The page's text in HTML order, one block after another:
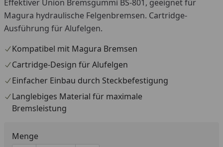
Effektiver Union Bremsgummi BS-801, geeignet für
Magura hydraulische Felgenbremsen. Cartridge-
Ausführung für Alufelgen.
Kompatibel mit Magura Bremsen
Cartridge-Design für Alufelgen
Einfacher Einbau durch Steckbefestigung
Langlebiges Material für maximale
Bremsleistung
Menge